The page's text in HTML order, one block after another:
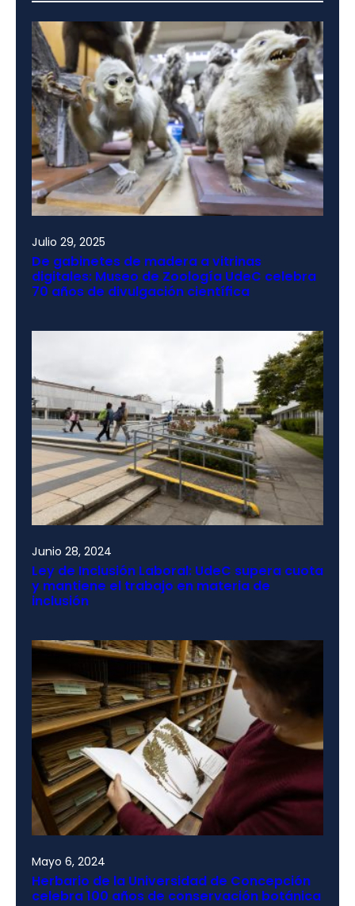
Julio 29, 2025
De gabinetes de madera a vitrinas
digitales: Museo de Zoología UdeC celebra
70 años de divulgación científica
Junio 28, 2024
Ley de Inclusión Laboral: UdeC supera cuota
y mantiene el trabajo en materia de
inclusión
Mayo 6, 2024
Herbario de la Universidad de Concepción
celebra 100 años de conservación botánica